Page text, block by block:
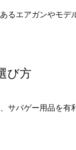
るエアガンやモデ
び方
サバゲー用品を